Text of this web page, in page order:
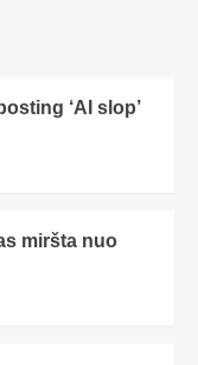
‘AI slop’
miršta nuo